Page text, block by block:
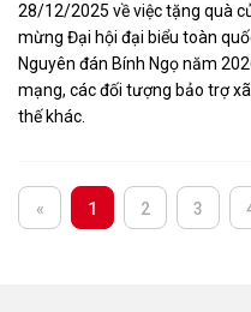
28/12/2025 về việc tặng quà
mừng Đại hội đại biểu toàn
Nguyên đán Bính Ngọ năm
mạng, các đối tượng bảo trợ
thế khác.
« 1 2 3